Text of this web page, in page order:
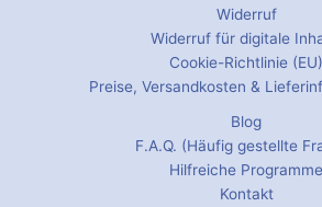
Widerruf
Widerruf für digitale
Cookie-Richtlinie (EU)
Preise, Versandkosten &
Blog
F.A.Q. (Häufig gestellte
Hilfreiche Programme
Kontakt